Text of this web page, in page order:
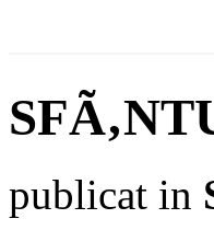
publicat in